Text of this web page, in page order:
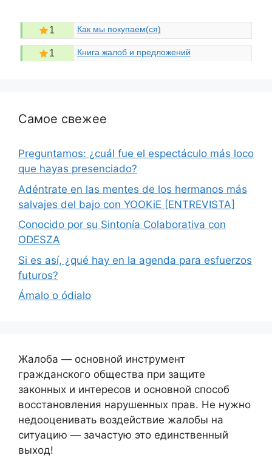
1 Как мы покупаем(ся)
1 Книга жалоб и предложений
Самое свежее
Preguntamos: ¿cuál fue el espectáculo más loco
que hayas presenciado?
Adéntrate en las mentes de los hermanos más
salvajes del bajo con YOOKiE [ENTREVISTA]
Conocido por su Sintonía Colaborativa con
ODESZA
Si es así, ¿qué hay en la agenda para esfuerzos
futuros?
Ámalo o ódialo
Жалоба — основной инструмент
гражданского общества при защите
законных и интересов и основной способ
восстановления нарушенных прав. Не нужно
недооценивать воздействие жалобы на
ситуацию — зачастую это единственный
выход!